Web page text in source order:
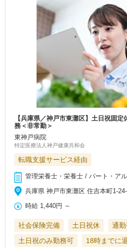
【兵庫県／神戸市東灘区】土日祝固
務＜非常勤＞
東神戸病院
特定医療法人神戸健康共和会
転職支援サービス経由
管理栄養士・栄養士 / パート・ア
兵庫県 神戸市東灘区 住吉本町1-
時給 1,440円 ～
社会保険完備 土日祝休
通勤
土日祝のみ勤務可
18時までに